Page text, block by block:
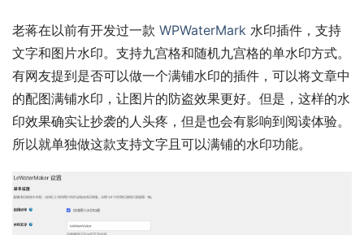
老蒋在以前有开发过一款 WPWaterMark 水印插件，支持
文字和图片水印。支持九宫格和随机九宫格的单水印方式。
有网友提到是否可以做一个满铺水印的插件，可以将文章中
的配图满铺水印，让图片的防盗效果更好。但是，这样的水
印效果确实让抄袭的人头疼，但是也会有影响到阅读体验。
所以就单独做这款支持文字且可以满铺的水印功能。